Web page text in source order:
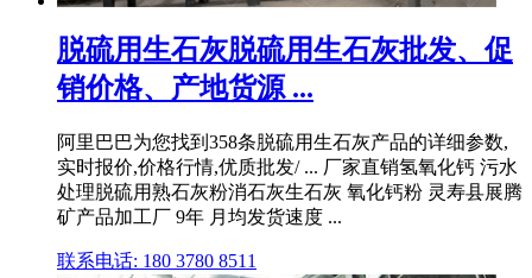
脱硫用生石灰脱硫用生石灰批发、促
销价格、产地货源 ...
阿里巴巴为您找到358条脱硫用生石灰产品的详细参数,
实时报价,价格行情,优质批发/ ... 厂家直销氢氧化钙 污水
处理脱硫用熟石灰粉消石灰生石灰 氧化钙粉 灵寿县展腾
矿产品加工厂 9年 月均发货速度 ...
联系电话: 180 3780 8511